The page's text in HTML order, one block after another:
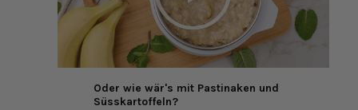
Oder wie wär's mit Pastinaken und
Süsskartoffeln?